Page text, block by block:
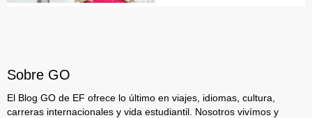
Sobre GO
El Blog GO de EF ofrece lo último en viajes, idiomas, cultura,
carreras internacionales y vida estudiantil. Nosotros vivímos y